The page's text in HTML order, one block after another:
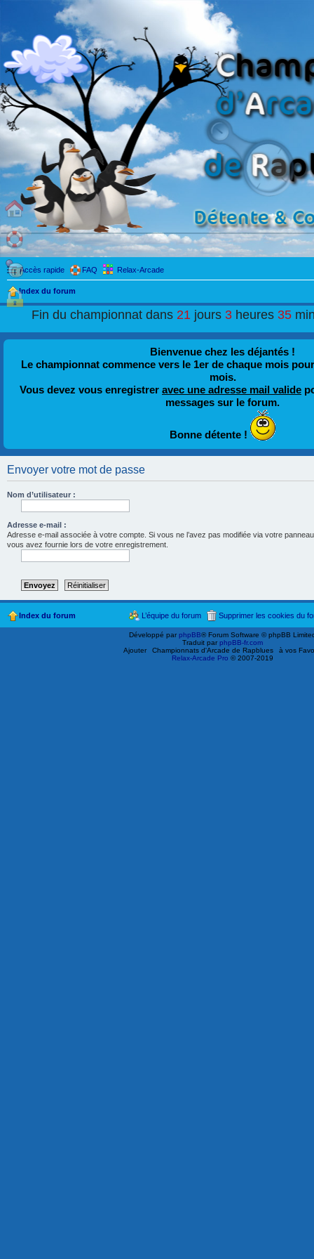
Accès rapide FAQ Relax-Arcade
Index du forum
Fin du championnat dans21 jours3 heures35
Bienvenue chez les déjantés !
Le championnat commence vers le 1er de chaque mois
mois.
Vous devez vous enregistrer avec une adresse mail valide
messages sur le forum.
Bonne détente !
Envoyer votre mot de passe
Nom d’utilisateur :
Adresse e-mail :
Adresse e-mail associée à votre compte. Si vous ne l’avez pas modifiée via votre panneau
vous avez fournie lors de votre enregistrement.
Index du forum Supprimer les cookies du
L’équipe du forum
Développé parphpBB® Forum Software © phpBB
Traduit parphpBB-fr.com
Ajouter
Championnats d'Arcade de Rapblues
à vos
Relax-Arcade Pro © 2007-2019